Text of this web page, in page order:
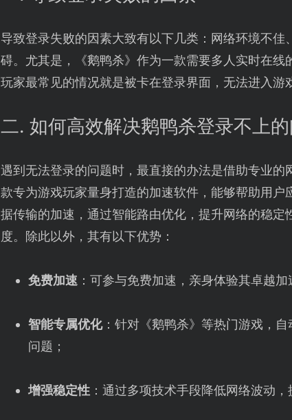
导致登录失败的因素大致有以下几类：网络环境不
碍。尤其是，《鹅鸭杀》作为一款需要多人实时在线
玩家最常见的情况就是被卡在登录界面，无法进入游
二. 如何高效解决鹅鸭杀登录不上的
遇到无法登录的问题时，最直接的办法是借助专业
款专为游戏玩家量身打造的加速软件，能够帮助用户
据传输的加速，通过智能路由优化，提升网络的稳
度。除此以外，其有以下优势：
免费加速：可参与免费加速，亲身体验其卓越加
智能专属优化：针对《鹅鸭杀》等热门游戏，
问题；
增强稳定性：通过多项技术手段降低网络波动，